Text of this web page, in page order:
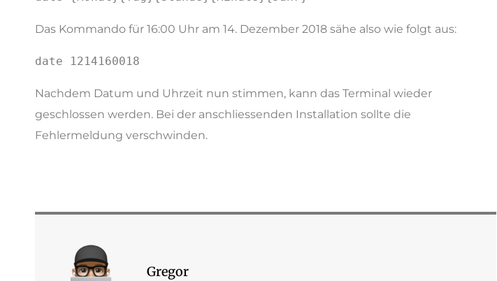
Das Kommando für 16:00 Uhr am 14. Dezember 2018 sähe also wie folgt aus:
date 1214160018
Nachdem Datum und Uhrzeit nun stimmen, kann das Terminal wieder
geschlossen werden. Bei der anschliessenden Installation sollte die
Fehlermeldung verschwinden.
Gregor